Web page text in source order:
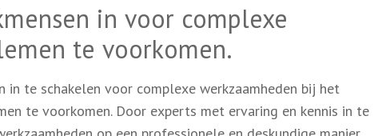
in voor complexe
te voorkomen.
te schakelen voor complexe werkzaamheden bij het
te voorkomen. Door experts met ervaring en kennis in te